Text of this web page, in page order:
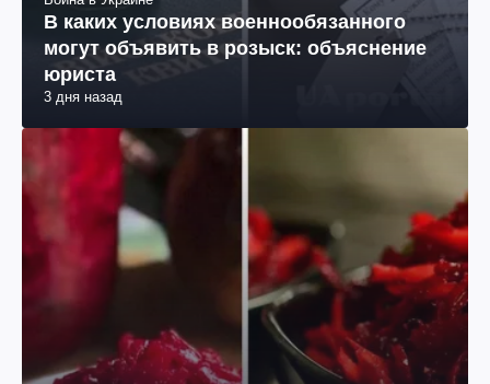
В каких условиях военнообязанного
могут объявить в розыск: объяснение
юриста
3 дня назад